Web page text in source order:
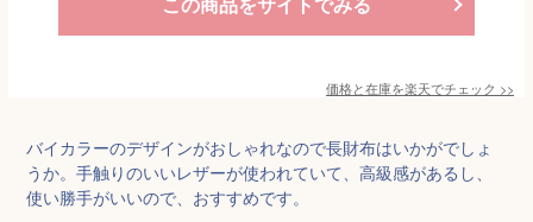
価格と在庫を楽天でチェック >>
バイカラーのデザインがおしゃれなので長財布はいかがでしょ
うか。手触りのいいレザーが使われていて、高級感があるし、
使い勝手がいいので、おすすめです。